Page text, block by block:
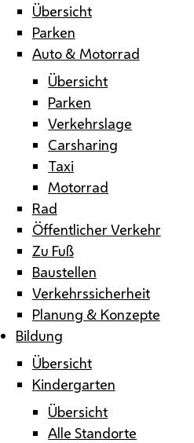
Übersicht
Parken
Auto & Motorrad
Übersicht
Parken
Verkehrslage
Carsharing
Taxi
Motorrad
Rad
Öffentlicher Verkehr
Zu Fuß
Baustellen
Verkehrssicherheit
Planung & Konzepte
Bildung
Übersicht
Kindergarten
Übersicht
Alle Standorte